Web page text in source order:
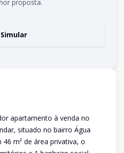
proposta.
Simular
apartamento à venda no
situado no bairro Água
46 m² de área privativa, o